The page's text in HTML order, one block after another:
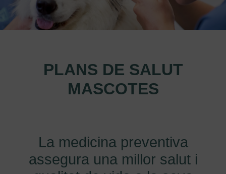
PLANS DE SALUT
MASCOTES
La medicina preventiva
assegura una millor salut i